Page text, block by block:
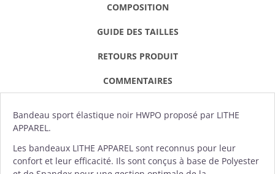
COMPOSITION
GUIDE DES TAILLES
RETOURS PRODUIT
COMMENTAIRES
Bandeau sport élastique noir HWPO proposé par LITHE
APPAREL.
Les bandeaux LITHE APPAREL sont reconnus pour leur
confort et leur efficacité. Ils sont conçus à base de Polyester